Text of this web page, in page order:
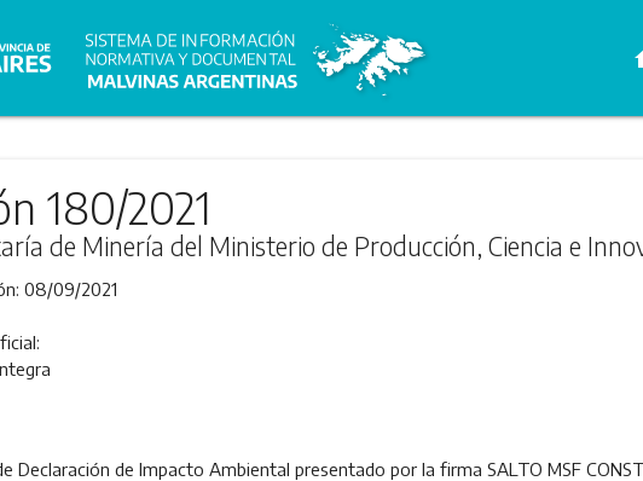
180/2021
de Minería del Ministerio de Producción, Ciencia e
08/09/2021
Declaración de Impacto Ambiental presentado por la firma SALTO MSF